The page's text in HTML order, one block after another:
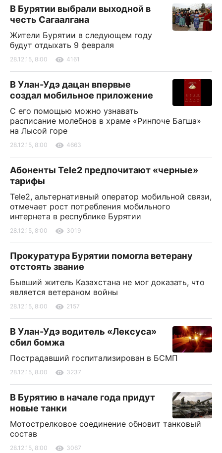
В Бурятии выбрали выходной в
честь Сагаалгана
Жители Бурятии в следующем году
будут отдыхать 9 февраля
28.12.15, 8:00 4161
В Улан-Удэ дацан впервые
создал мобильное приложение
С его помощью можно узнавать
расписание молебнов в храме «Ринпоче Багша»
на Лысой горе
28.12.15, 8:00 4663
Абоненты Tele2 предпочитают «черные»
тарифы
Tele2, альтернативный оператор мобильной связи,
отмечает рост потребления мобильного
интернета в республике Бурятии
28.12.15, 8:00 3019
Прокуратура Бурятии помогла ветерану
отстоять звание
Бывший житель Казахстана не мог доказать, что
является ветераном войны
28.12.15, 8:00 2157
В Улан-Удэ водитель «Лексуса»
сбил бомжа
Пострадавший госпитализирован в БСМП
28.12.15, 8:00 3237
В Бурятию в начале года придут
новые танки
Мотострелковое соединение обновит танковый
состав
28.12.15, 8:00 3067